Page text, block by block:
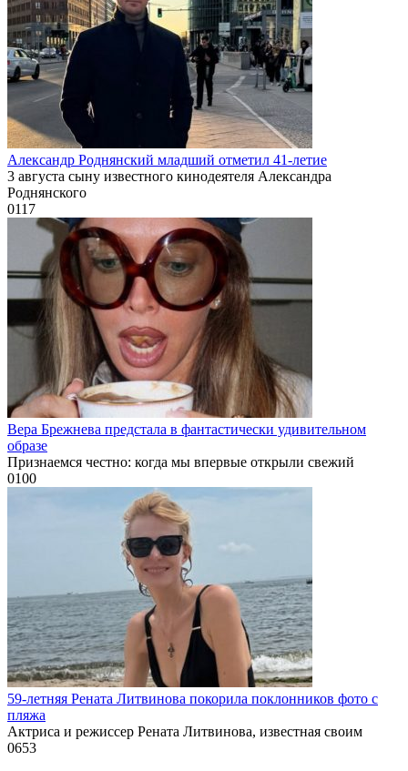
Александр Роднянский младший отметил 41-летие
3 августа сыну известного кинодеятеля Александра
Роднянского
0117
Вера Брежнева предстала в фантастически удивительном
образе
Признаемся честно: когда мы впервые открыли свежий
0100
59-летняя Рената Литвинова покорила поклонников фото с
пляжа
Актриса и режиссер Рената Литвинова, известная своим
0653